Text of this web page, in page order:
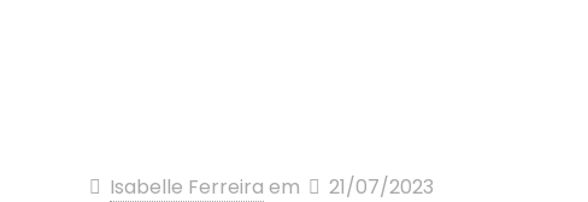
Isabelle Ferreira em
21/07/2023